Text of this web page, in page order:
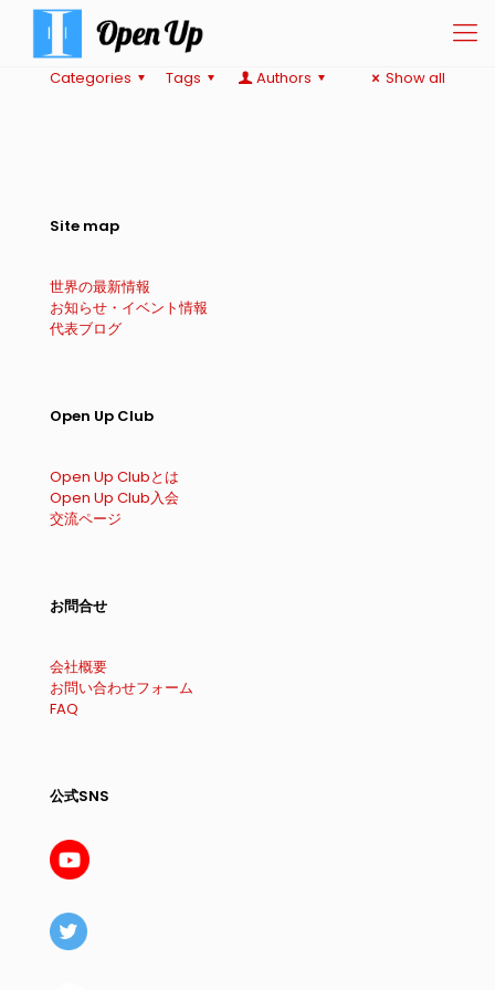
Categories Tags Authors Show all
Site map
世界の最新情報
お知らせ・イベント情報
代表ブログ
Open Up Club
Open Up Clubとは
Open Up Club入会
交流ページ
お問合せ
会社概要
お問い合わせフォーム
FAQ
公式SNS